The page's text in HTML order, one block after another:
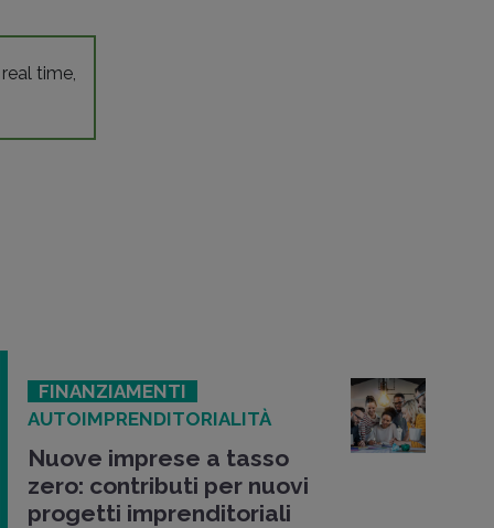
time,
FINANZIAMENTI
AUTOIMPRENDITORIALITÀ
Nuove imprese a tasso
zero: contributi per nuovi
progetti imprenditoriali